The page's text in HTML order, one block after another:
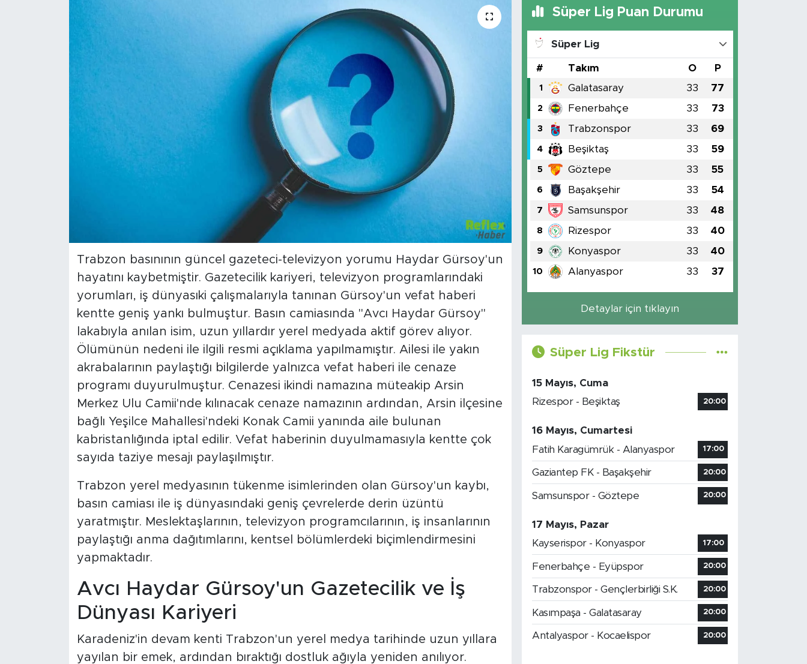
Trabzon basınının güncel gazeteci-televizyon yorumu Haydar Gürsoy'un
hayatını kaybetmiştir. Gazetecilik kariyeri, televizyon programlarındaki
yorumları, iş dünyasıki çalışmalarıyla tanınan Gürsoy'un vefat haberi
kentte geniş yankı bulmuştur. Basın camiasında "Avcı Haydar Gürsoy"
lakabıyla anılan isim, uzun yıllardır yerel medyada aktif görev alıyor.
Ölümünün nedeni ile ilgili resmi açıklama yapılmamıştır. Ailesi ile yakın
akrabalarının paylaştığı bilgilerde yalnızca vefat haberi ile cenaze
programı duyurulmuştur. Cenazesi ikindi namazına müteakip Arsin
Merkez Ulu Camii'nde kılınacak cenaze namazının ardından, Arsin ilçesine
bağlı Yeşilce Mahallesi'ndeki Konak Camii yanında aile bulunan
kabristanlığında iptal edilir. Vefat haberinin duyulmamasıyla kentte çok
sayıda taziye mesajı paylaşılmıştır.
Trabzon yerel medyasının tükenme isimlerinden olan Gürsoy'un kaybı,
basın camiası ile iş dünyasındaki geniş çevrelerde derin üzüntü
yaratmıştır. Meslektaşlarının, televizyon programcılarının, iş insanlarının
paylaştığı anma dağıtımlarını, kentsel bölümlerdeki biçimlendirmesini
yapmaktadır.
Avcı Haydar Gürsoy'un Gazetecilik ve İş
Dünyası Kariyeri
Karadeniz'in devam kenti Trabzon'un yerel medya tarihinde uzun yıllara
yayılan bir emek, ardından bıraktığı dostluk ağıyla yeniden anılıyor.
Süper Lig Puan Durumu
Süper Lig
# Takım O P
1 Galatasaray 33 77
2 Fenerbahçe 33 73
3 Trabzonspor 33 69
4 Beşiktaş 33 59
5 Göztepe 33 55
6 Başakşehir 33 54
7 Samsunspor 33 48
8 Rizespor 33 40
9 Konyaspor 33 40
10 Alanyaspor 33 37
Detaylar için tıklayın
Süper Lig Fikstür
15 Mayıs, Cuma
Rizespor - Beşiktaş
20:00
16 Mayıs, Cumartesi
Fatih Karagümrük - Alanyaspor
17:00
Gaziantep FK - Başakşehir 20:00
Samsunspor - Göztepe 20:00
17 Mayıs, Pazar
Kayserispor - Konyaspor
17:00
Fenerbahçe - Eyüpspor 20:00
Trabzonspor - Gençlerbirliği S.K. 20:00
Kasımpaşa - Galatasaray 20:00
Antalyaspor - Kocaelispor 20:00